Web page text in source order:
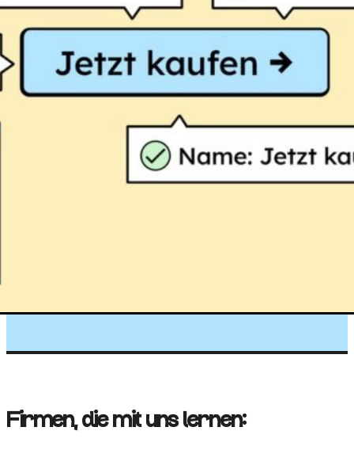
Firmen, die mit uns lernen: